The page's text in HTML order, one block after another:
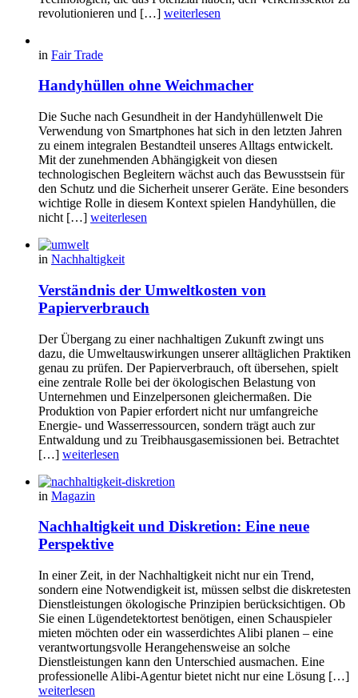
revolutionieren und […] weiterlesen
in Fair Trade
Handyhüllen ohne Weichmacher
Die Suche nach Gesundheit in der Handyhüllenwelt Die
Verwendung von Smartphones hat sich in den letzten Jahren
zu einem integralen Bestandteil unseres Alltags entwickelt.
Mit der zunehmenden Abhängigkeit von diesen
technologischen Begleitern wächst auch das Bewusstsein für
den Schutz und die Sicherheit unserer Geräte. Eine besonders
wichtige Rolle in diesem Kontext spielen Handyhüllen, die
nicht […] weiterlesen
in Nachhaltigkeit
Verständnis der Umweltkosten von
Papierverbrauch
Der Übergang zu einer nachhaltigen Zukunft zwingt uns
dazu, die Umweltauswirkungen unserer alltäglichen Praktiken
genau zu prüfen. Der Papierverbrauch, oft übersehen, spielt
eine zentrale Rolle bei der ökologischen Belastung von
Unternehmen und Einzelpersonen gleichermaßen. Die
Produktion von Papier erfordert nicht nur umfangreiche
Energie- und Wasserressourcen, sondern trägt auch zur
Entwaldung und zu Treibhausgasemissionen bei. Betrachtet
[…] weiterlesen
in Magazin
Nachhaltigkeit und Diskretion: Eine neue
Perspektive
In einer Zeit, in der Nachhaltigkeit nicht nur ein Trend,
sondern eine Notwendigkeit ist, müssen selbst die diskretesten
Dienstleistungen ökologische Prinzipien berücksichtigen. Ob
Sie einen Lügendetektortest benötigen, einen Schauspieler
mieten möchten oder ein wasserdichtes Alibi planen – eine
verantwortungsvolle Herangehensweise an solche
Dienstleistungen kann den Unterschied ausmachen. Eine
professionelle Alibi-Agentur bietet nicht nur eine Lösung […]
weiterlesen